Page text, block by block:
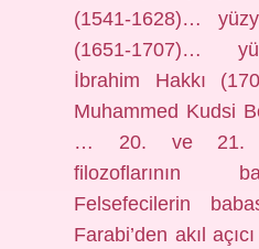
(1541-1628)…
(1651-1707)…
İbrahim Hakkı
Muhammed Kudsi
… 20. ve 21.
filozoflarının
Felsefecilerin
Farabi’den akıl